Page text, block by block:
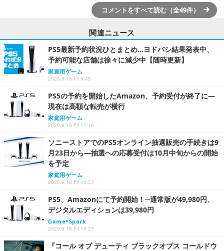
コメントをすべて読む（全49件）
関連ニュース
PS5最新予約状況ひとまとめ…ヨドバシ結果発表中、
予約可能な店舗は徐々に減少中【随時更新】
家庭用ゲーム
2020.9.18 Fri 9:45
PS5の予約を開始したAmazon、予約受付が終了に―
現在は高額な転売が横行
家庭用ゲーム
2020.9.18 Fri 11:16
ソニーストアでのPS5オンライン抽選販売の手続きは9
月23日から―抽選への応募受付は10月中旬からの開始
を予定
家庭用ゲーム
2020.9.18 Fri 10:57
PS5、Amazonにて予約開始！─通常版が49,980円、
デジタルエディションは39,980円
Game*Spark
2020.9.18 Fri 10:27
『コール オブ デューティ ブラックオプス コールドウ